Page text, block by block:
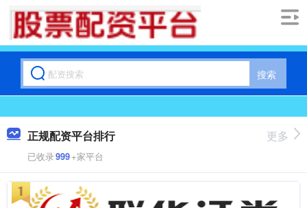
搜索
正规配资平台排行
已收录999+家平台
更多